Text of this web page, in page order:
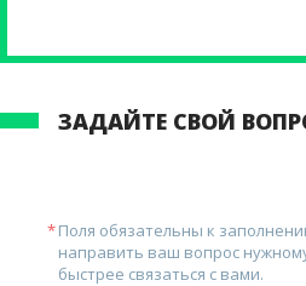
ЗАДАЙТЕ СВОЙ
Поля обязательны к
направить ваш вопрос
быстрее связаться с вами.